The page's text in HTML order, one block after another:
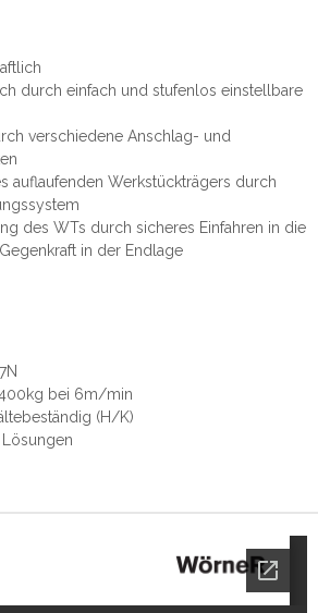
durch einfach und stufenlos einstellbare
verschiedene Anschlag- und
auflaufenden Werkstückträgers durch
des WTs durch sicheres Einfahren in die
in der Endlage
bei 6m/min
(H/K)